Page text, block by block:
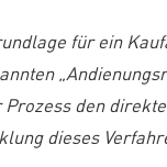
für ein
Prozess den
dieses